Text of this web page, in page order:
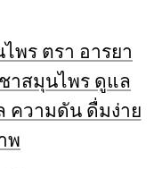
พร ตรา อารยา
าสมุนไพร ดูแล
ความดัน ดื่มง่าย
พ